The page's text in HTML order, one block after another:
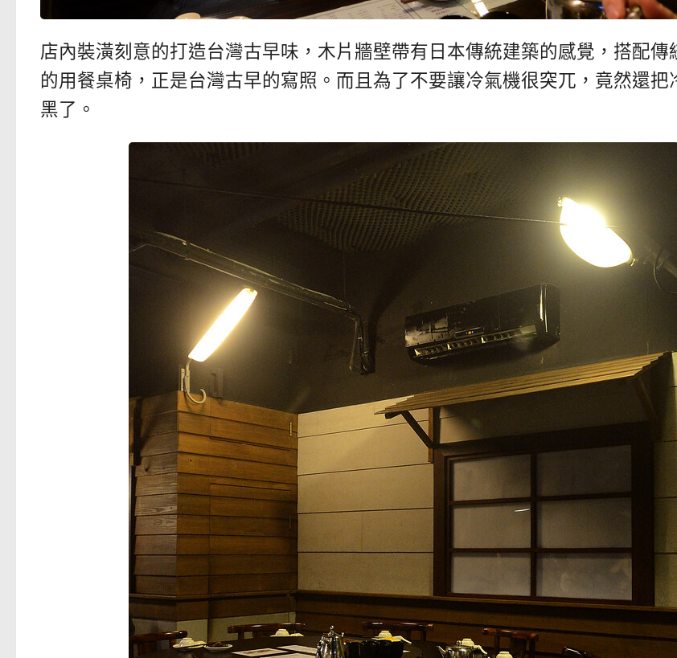
店內裝潢刻意的打造台灣古早味，木片牆壁帶有日本傳統建築的感覺，搭配傳
的用餐桌椅，正是台灣古早的寫照。而且為了不要讓冷氣機很突兀，竟然還把
黑了。